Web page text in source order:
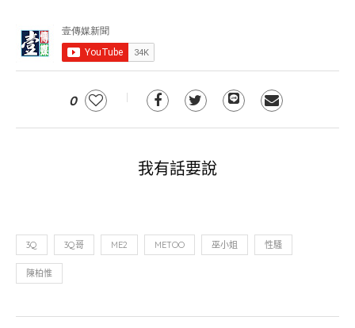
0
我有話要說
3Q 3Q哥 ME2 METOO 巫小姐 性騷
陳柏惟